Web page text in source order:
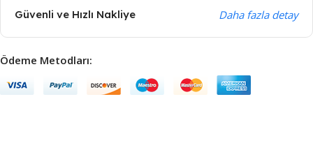
Güvenli ve Hızlı Nakliye Daha fazla detay
Ödeme Metodları: